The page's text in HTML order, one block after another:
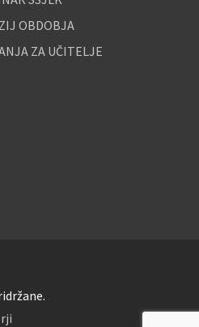
OBDOBJA
ZA UČITELJE